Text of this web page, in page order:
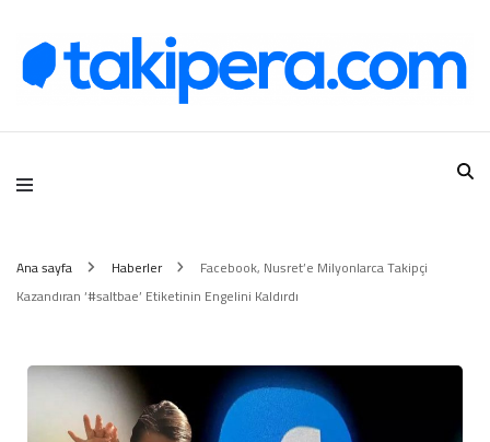
Takipera Dijital Hizmetler
Ana sayfa Haberler
Facebook, Nusret’e Milyonlarca Takipçi
Kazandıran ‘#saltbae’ Etiketinin Engelini Kaldırdı